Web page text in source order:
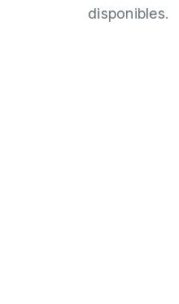
disponibles.